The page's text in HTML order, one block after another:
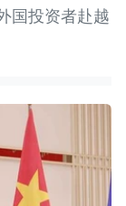
国投资者赴越